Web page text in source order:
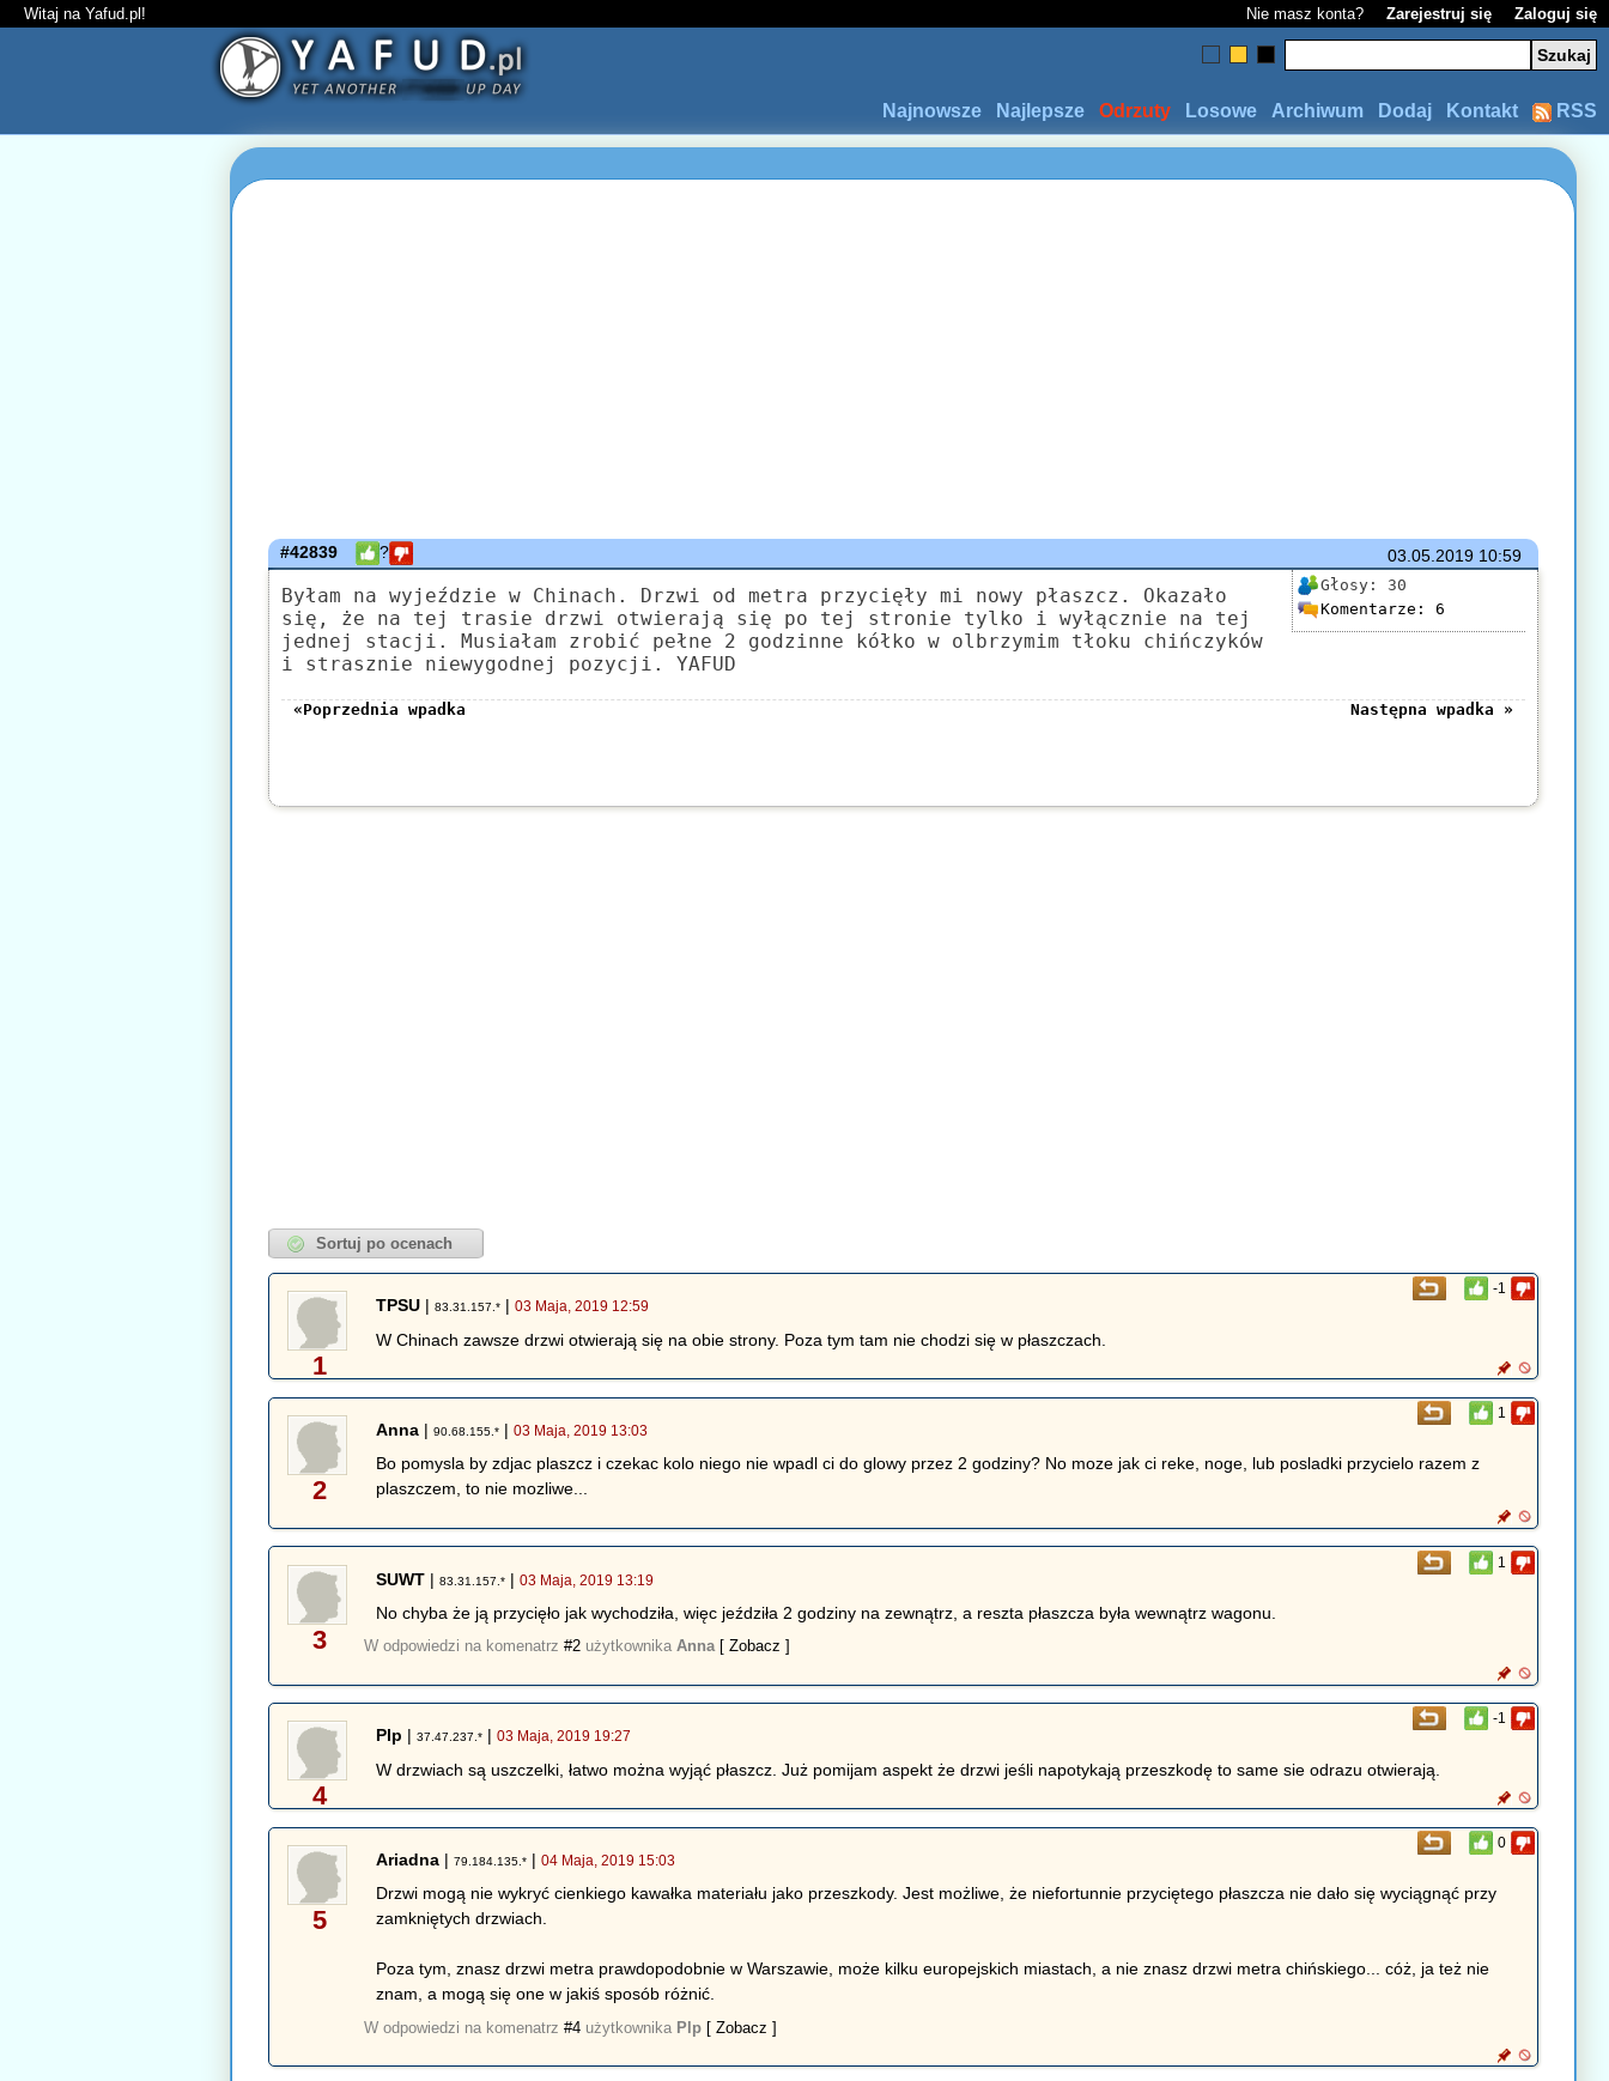
Witaj na Yafud.pl! Nie masz konta? Zarejestruj się Zaloguj się
RSS
Kontakt
Dodaj
Archiwum
Losowe
Odrzuty
Najlepsze
Najnowsze
03.05.201910:59
#42839 ?
Głosy: 30
Komentarze: 6
Byłam na wyjeździe w Chinach. Drzwi od metra przycięły mi nowy płaszcz. Okazało
się, że na tej trasie drzwi otwierają się po tej stronie tylko i wyłącznie na tej
jednej stacji. Musiałam zrobić pełne 2 godzinne kółko w olbrzymim tłoku chińczyków
i strasznie niewygodnej pozycji. YAFUD
«Poprzednia wpadka Następna wpadka »
-1
1
TPSU |83.31.157.* |03 Maja, 2019 12:59
W Chinach zawsze drzwi otwierają się na obie strony. Poza tym tam nie chodzi się w płaszczach.
1
2
Anna |90.68.155.* |03 Maja, 2019 13:03
Bo pomysla by zdjac plaszcz i czekac kolo niego nie wpadl ci do glowy przez 2 godziny? No moze jak ci reke, noge, lub posladki przycielo razem z
plaszczem, to nie mozliwe...
1
3
SUWT |83.31.157.* |03 Maja, 2019 13:19
No chyba że ją przycięło jak wychodziła, więc jeździła 2 godziny na zewnątrz, a reszta płaszcza była wewnątrz wagonu.
W odpowiedzi na komenatrz#2 użytkownikaAnna [ Zobacz ]
-1
4
Plp |37.47.237.* |03 Maja, 2019 19:27
W drzwiach są uszczelki, łatwo można wyjąć płaszcz. Już pomijam aspekt że drzwi jeśli napotykają przeszkodę to same sie odrazu otwierają.
0
5
Ariadna |79.184.135.* |04 Maja, 2019 15:03
Drzwi mogą nie wykryć cienkiego kawałka materiału jako przeszkody. Jest możliwe, że niefortunnie przyciętego płaszcza nie dało się wyciągnąć przy
zamkniętych drzwiach.
Poza tym, znasz drzwi metra prawdopodobnie w Warszawie, może kilku europejskich miastach, a nie znasz drzwi metra chińskiego... cóż, ja też nie
znam, a mogą się one w jakiś sposób różnić.
W odpowiedzi na komenatrz#4 użytkownika Plp [ Zobacz ]